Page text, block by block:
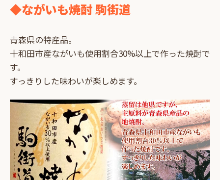
◆ながいも焼酎 駒街道
青森県の特産品。
十和田市産ながいも使用割合30%以上で作った焼酎で
す。
すっきりした味わいが楽しめます。